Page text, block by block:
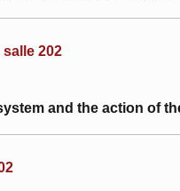
salle 202
and the action of